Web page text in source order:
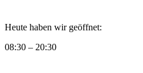
Heute haben wir geöffnet:
08:30 – 20:30